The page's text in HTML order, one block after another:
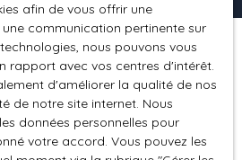
Créer une alerte
Idéal 1er achat
afin de vous offrir une
communication pertinente sur
nous pouvons vous
rapport avec vos centres d'intérêt.
d'améliorer la qualité de nos
de notre site internet. Nous
données personnelles pour
votre accord. Vous pouvez les